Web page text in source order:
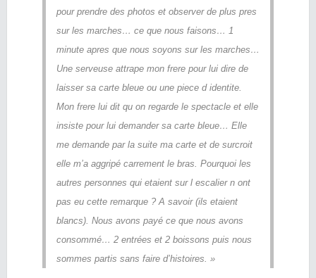
pour prendre des photos et observer de plus pres
sur les marches… ce que nous faisons… 1
minute apres que nous soyons sur les marches…
Une serveuse attrape mon frere pour lui dire de
laisser sa carte bleue ou une piece d identite.
Mon frere lui dit qu on regarde le spectacle et elle
insiste pour lui demander sa carte bleue… Elle
me demande par la suite ma carte et de surcroit
elle m’a aggripé carrement le bras. Pourquoi les
autres personnes qui etaient sur l escalier n ont
pas eu cette remarque ? A savoir (ils etaient
blancs). Nous avons payé ce que nous avons
consommé… 2 entrées et 2 boissons puis nous
sommes partis sans faire d’histoires. »